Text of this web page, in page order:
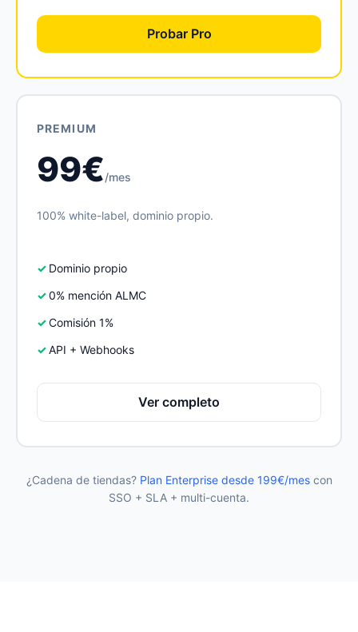
Probar Pro
PREMIUM
99€/mes
100% white-label, dominio propio.
Dominio propio
0% mención ALMC
Comisión 1%
API + Webhooks
Ver completo
¿Cadena de tiendas? Plan Enterprise desde 199€/mescon
SSO + SLA + multi-cuenta.